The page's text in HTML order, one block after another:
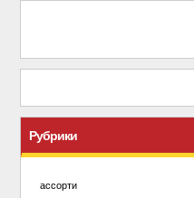
Рубрики
ассорти